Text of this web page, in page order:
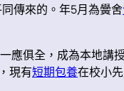
傳來的。年5月為黌舍
應俱全，成為本地講
現有短期包養在校小